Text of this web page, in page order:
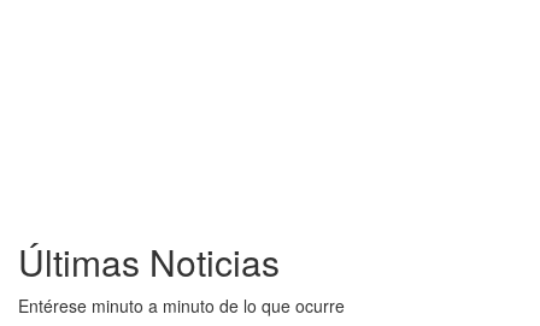
Últimas Noticias
Entérese minuto a minuto de lo que ocurre